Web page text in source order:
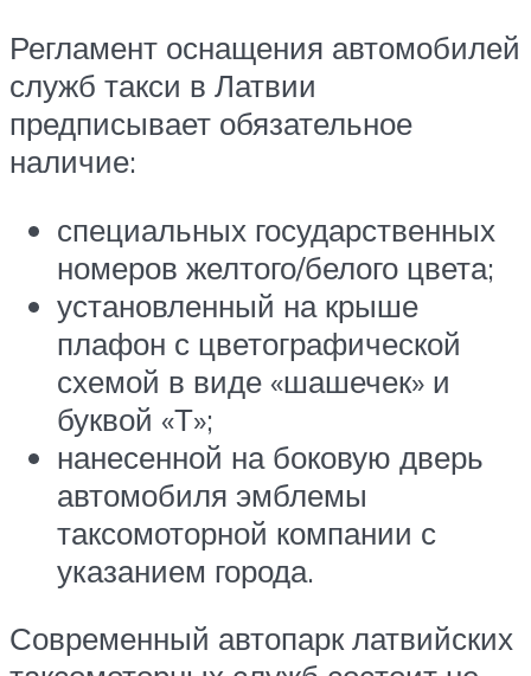
Регламент оснащения автомобилей
служб такси в Латвии
предписывает обязательное
наличие:
специальных государственных
номеров желтого/белого цвета;
установленный на крыше
плафон с цветографической
схемой в виде «шашечек» и
буквой «Т»;
нанесенной на боковую дверь
автомобиля эмблемы
таксомоторной компании с
указанием города.
Современный автопарк латвийских